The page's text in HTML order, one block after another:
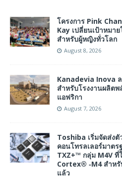
โครงการ Pink
Kay เปลี่ยนเป้าหมา
สำหรับผู้หญิงทั่วโลก
August 8, 2026
Kanadevia Inova
สำหรับโรงงานผลิต
แอฟริกา
August 7, 2026
Toshiba เริ่มจัดส่งตั
คอนโทรลเลอร์มาต
TXZ+™ กลุ่ม M4V
Cortex® ‑M4 สำห
แล้ว